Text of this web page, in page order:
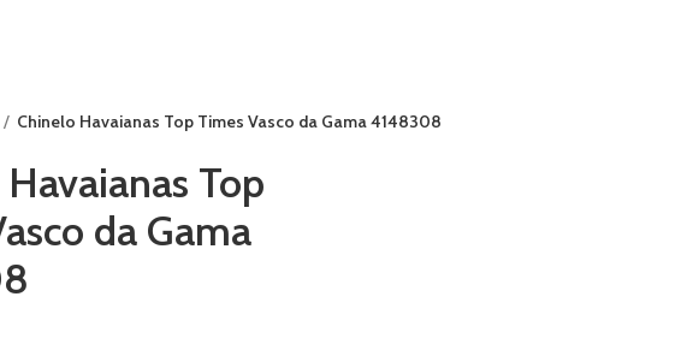
Chinelo Havaianas Top Times Vasco da Gama 4148308
Top
da Gama